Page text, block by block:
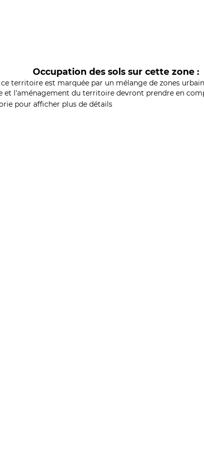
Occupation des sols sur cette zone :
territoire est marquée par un mélange de zones
et l'aménagement du territoire devront prendre en
pour afficher plus de détails